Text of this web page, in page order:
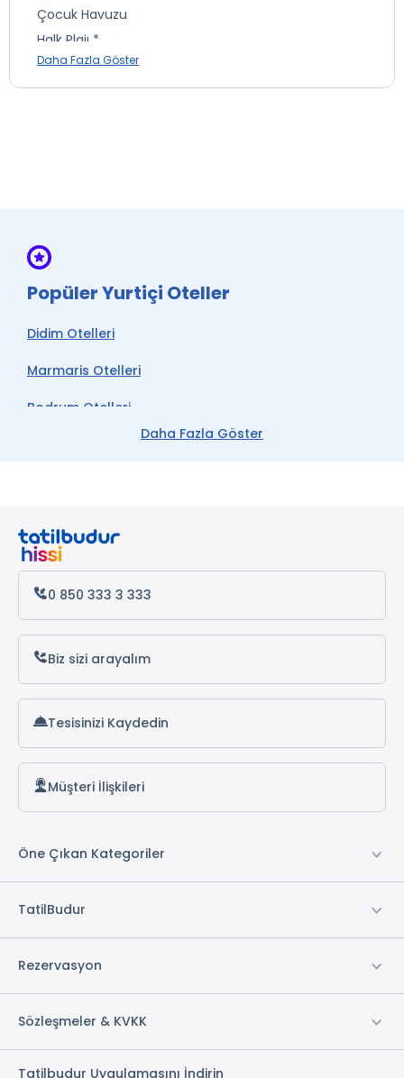
Çocuk Havuzu
Halk Plajı *
Plaj Havlusu
Daha Fazla Göster
Daha Fazla Göster
Popüler Yurtiçi Oteller
Didim Otelleri
Marmaris Otelleri
Bodrum Otelleri
Antalya Otelleri
Alanya Otelleri
0 850 333 3 333
Biz sizi arayalım
Tesisinizi Kaydedin
Müşteri İlişkileri
Öne Çıkan Kategoriler
TatilBudur
Rezervasyon
Sözleşmeler & KVKK
Tatilbudur Uygulamasını İndirin